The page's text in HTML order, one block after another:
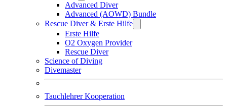
Advanced Diver
Advanced (AOWD) Bundle
Rescue Diver & Erste Hilfe
Erste Hilfe
O2 Oxygen Provider
Rescue Diver
Science of Diving
Divemaster
Tauchlehrer Kooperation